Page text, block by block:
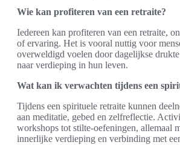
Wie kan profiteren van een retraite?
Iedereen kan profiteren van een retraite,
of ervaring. Het is vooral nuttig voor
overweldigd voelen door dagelijkse
naar verdieping in hun leven.
Wat kan ik verwachten tijdens een
Tijdens een spirituele retraite kunnen
aan meditatie, gebed en zelfreflectie.
workshops tot stilte-oefeningen, allemaal
innerlijke verdieping en verbinding met